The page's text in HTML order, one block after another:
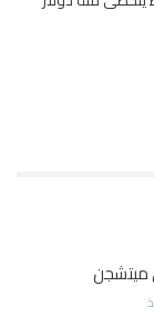
ميتشجن